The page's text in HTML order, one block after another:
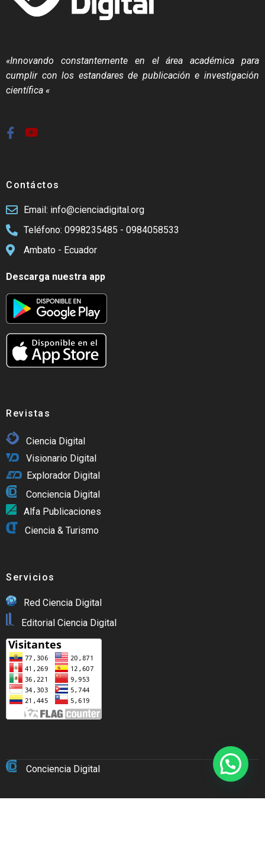
«Innovando constantemente en el área académica para
cumplir con los estandares de publicación e investigación
científica «
Contáctos
Email: info@cienciadigital.org
Teléfono: 0998235485 - 0984058533
Ambato - Ecuador
Descarga nuestra app
Revistas
Ciencia Digital
Visionario Digital
Explorador Digital
Conciencia Digital
Alfa Publicaciones
Ciencia & Turismo
Servicios
Red Ciencia Digital
Editorial Ciencia Digital
Conciencia Digital